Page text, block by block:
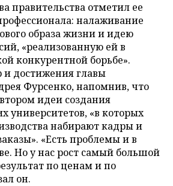
правительства отметил ее
налаживание
образа жизни и идею
«реализованную ей в
конкурентной борьбе».
достижения главы
Фурсенко, напомнив, что
идеи создания
университетов, «в которых
набирают кадры и
«Есть проблемы и в
Но у нас рост самый большой
по ценам и по
он.